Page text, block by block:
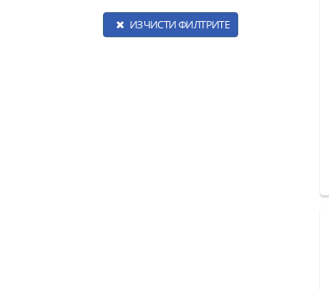
ИЗЧИСТИ ФИЛТРИТЕ